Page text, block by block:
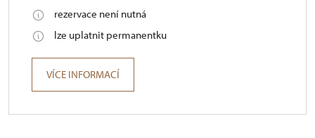
rezervace není nutná
lze uplatnit permanentku
VÍCE INFORMACÍ